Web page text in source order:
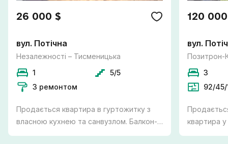
26 000 $
вул. Потічна
Незалежності – Тисменицька
1
5/5
З ремонтом
Продається квартира в гуртожитку з
власною кухнею та санвузлом. Балкон-
120
вул.
Позитрон-
3
92/45/
квартира